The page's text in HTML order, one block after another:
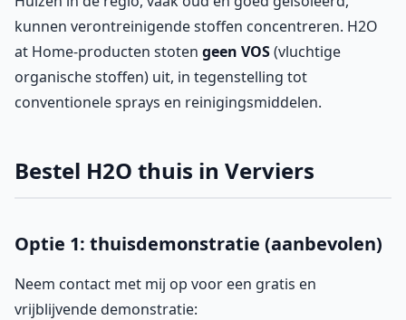
kunnen verontreinigende stoffen concentreren. H2O
at Home-producten stoten geen VOS(vluchtige
organische stoffen) uit, in tegenstelling tot
conventionele sprays en reinigingsmiddelen.
Bestel H2O thuis in Verviers
Optie 1: thuisdemonstratie (aanbevolen)
Neem contact met mij op voor een gratis en
vrijblijvende demonstratie: